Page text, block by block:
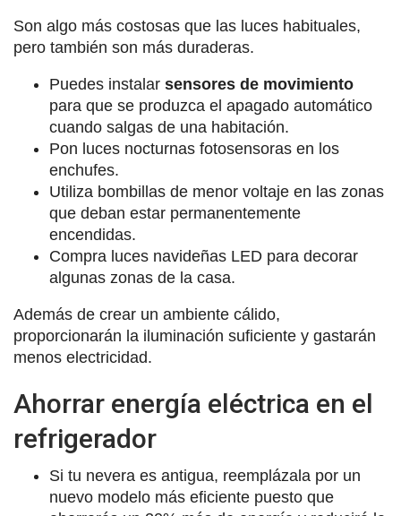
Son algo más costosas que las luces habituales,
pero también son más duraderas.
Puedes instalar sensores de movimiento
para que se produzca el apagado automático
cuando salgas de una habitación.
Pon luces nocturnas fotosensoras en los
enchufes.
Utiliza bombillas de menor voltaje en las zonas
que deban estar permanentemente
encendidas.
Compra luces navideñas LED para decorar
algunas zonas de la casa.
Además de crear un ambiente cálido,
proporcionarán la iluminación suficiente y gastarán
menos electricidad.
Ahorrar energía eléctrica en el
refrigerador
Si tu nevera es antigua, reemplázala por un
nuevo modelo más eficiente puesto que